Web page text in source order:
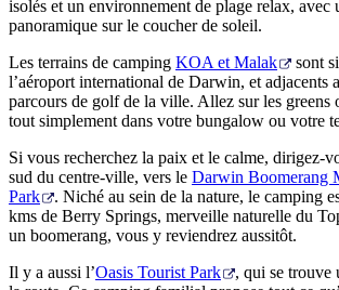
isolés et un environnement de plage relax, avec
panoramique sur le coucher de soleil.
Les terrains de camping KOA et Malak
sont
l’aéroport international de Darwin, et adjacents
parcours de golf de la ville. Allez sur les greens
tout simplement dans votre bungalow ou votre
Si vous recherchez la paix et le calme, dirigez-
sud du centre-ville, vers le Darwin Boomerang
Park
. Niché au sein de la nature, le camping
kms de Berry Springs, merveille naturelle du
un boomerang, vous y reviendrez aussitôt.
Il y a aussi l’Oasis Tourist Park
, qui se trouve